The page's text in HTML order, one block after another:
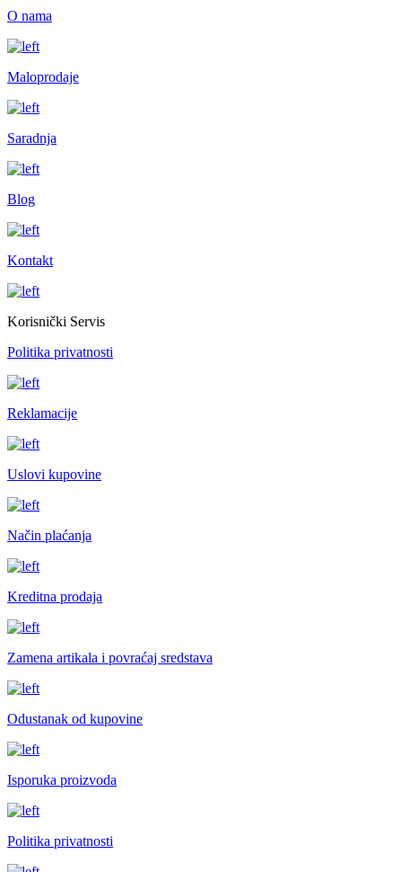
O nama
Maloprodaje
Saradnja
Blog
Kontakt
Korisnički Servis
Politika privatnosti
Reklamacije
Uslovi kupovine
Način plaćanja
Kreditna prodaja
Zamena artikala i povraćaj sredstava
Odustanak od kupovine
Isporuka proizvoda
Politika privatnosti